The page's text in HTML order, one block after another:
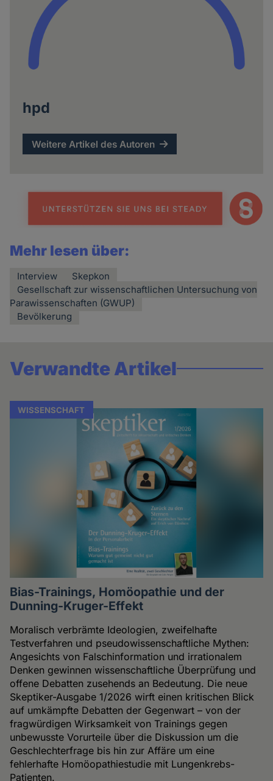
hpd
Weitere Artikel des Autoren
Mehr lesen über:
Interview
Skepkon
Gesellschaft zur wissenschaftlichen Untersuchung von
Parawissenschaften (GWUP)
Bevölkerung
Verwandte Artikel
WISSENSCHAFT
Bias-Trainings, Homöopathie und der
Dunning-Kruger-Effekt
Moralisch verbrämte Ideologien, zweifelhafte
Testverfahren und pseudowissenschaftliche Mythen:
Angesichts von Falschinformation und irrationalem
Denken gewinnen wissenschaftliche Überprüfung und
offene Debatten zusehends an Bedeutung. Die neue
Skeptiker-Ausgabe 1/2026 wirft einen kritischen Blick
auf umkämpfte Debatten der Gegenwart – von der
fragwürdigen Wirksamkeit von Trainings gegen
unbewusste Vorurteile über die Diskussion um die
Geschlechterfrage bis hin zur Affäre um eine
fehlerhafte Homöopathiestudie mit Lungenkrebs-
Patienten.